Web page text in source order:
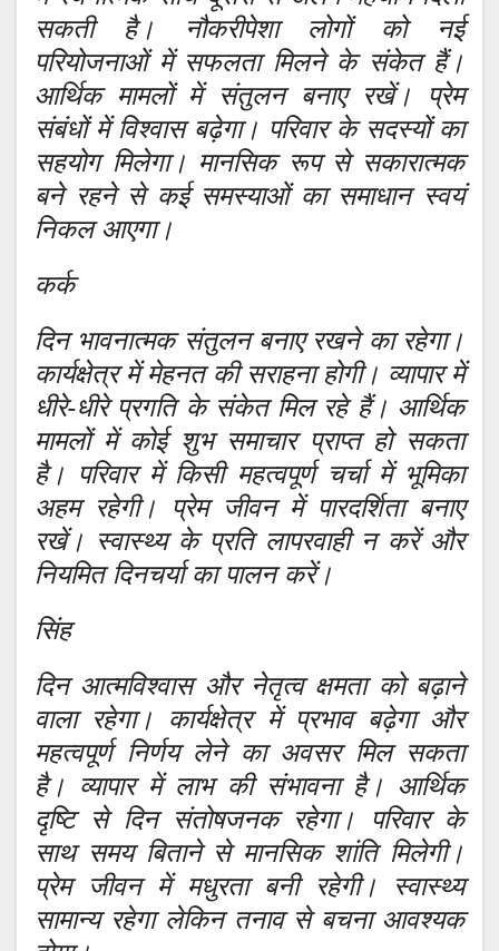
सकती है। नौकरीपेशा लोगों को नई
परियोजनाओं में सफलता मिलने के संकेत हैं।
आर्थिक मामलों में संतुलन बनाए रखें। प्रेम
संबंधों में विश्वास बढ़ेगा। परिवार के सदस्यों का
सहयोग मिलेगा। मानसिक रूप से सकारात्मक
बने रहने से कई समस्याओं का समाधान स्वयं
निकल आएगा।
कर्क
दिन भावनात्मक संतुलन बनाए रखने का रहेगा।
कार्यक्षेत्र में मेहनत की सराहना होगी। व्यापार में
धीरे-धीरे प्रगति के संकेत मिल रहे हैं। आर्थिक
मामलों में कोई शुभ समाचार प्राप्त हो सकता
है। परिवार में किसी महत्वपूर्ण चर्चा में भूमिका
अहम रहेगी। प्रेम जीवन में पारदर्शिता बनाए
रखें। स्वास्थ्य के प्रति लापरवाही न करें और
नियमित दिनचर्या का पालन करें।
सिंह
दिन आत्मविश्वास और नेतृत्व क्षमता को बढ़ाने
वाला रहेगा। कार्यक्षेत्र में प्रभाव बढ़ेगा और
महत्वपूर्ण निर्णय लेने का अवसर मिल सकता
है। व्यापार में लाभ की संभावना है। आर्थिक
दृष्टि से दिन संतोषजनक रहेगा। परिवार के
साथ समय बिताने से मानसिक शांति मिलेगी।
प्रेम जीवन में मधुरता बनी रहेगी। स्वास्थ्य
सामान्य रहेगा लेकिन तनाव से बचना आवश्यक